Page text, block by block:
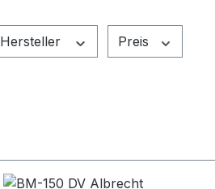
Hersteller Preis